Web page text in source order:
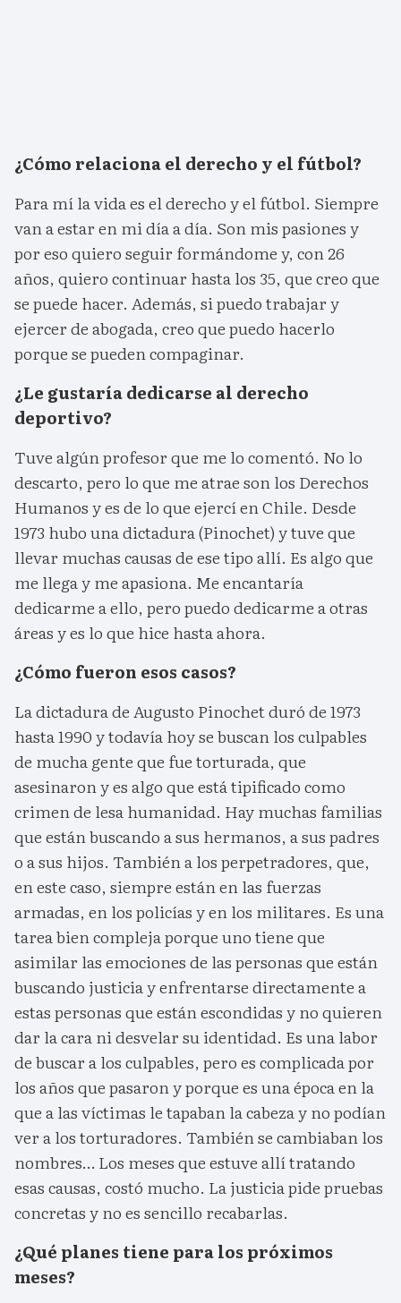
¿Cómo relaciona el derecho y el fútbol?
Para mí la vida es el derecho y el fútbol. Siempre
van a estar en mi día a día. Son mis pasiones y
por eso quiero seguir formándome y, con 26
años, quiero continuar hasta los 35, que creo que
se puede hacer. Además, si puedo trabajar y
ejercer de abogada, creo que puedo hacerlo
porque se pueden compaginar.
¿Le gustaría dedicarse al derecho
deportivo?
Tuve algún profesor que me lo comentó. No lo
descarto, pero lo que me atrae son los Derechos
Humanos y es de lo que ejercí en Chile. Desde
1973 hubo una dictadura (Pinochet) y tuve que
llevar muchas causas de ese tipo allí. Es algo que
me llega y me apasiona. Me encantaría
dedicarme a ello, pero puedo dedicarme a otras
áreas y es lo que hice hasta ahora.
¿Cómo fueron esos casos?
La dictadura de Augusto Pinochet duró de 1973
hasta 1990 y todavía hoy se buscan los culpables
de mucha gente que fue torturada, que
asesinaron y es algo que está tipificado como
crimen de lesa humanidad. Hay muchas familias
que están buscando a sus hermanos, a sus padres
o a sus hijos. También a los perpetradores, que,
en este caso, siempre están en las fuerzas
armadas, en los policías y en los militares. Es una
tarea bien compleja porque uno tiene que
asimilar las emociones de las personas que están
buscando justicia y enfrentarse directamente a
estas personas que están escondidas y no quieren
dar la cara ni desvelar su identidad. Es una labor
de buscar a los culpables, pero es complicada por
los años que pasaron y porque es una época en la
que a las víctimas le tapaban la cabeza y no podían
ver a los torturadores. También se cambiaban los
nombres… Los meses que estuve allí tratando
esas causas, costó mucho. La justicia pide pruebas
concretas y no es sencillo recabarlas.
¿Qué planes tiene para los próximos
meses?